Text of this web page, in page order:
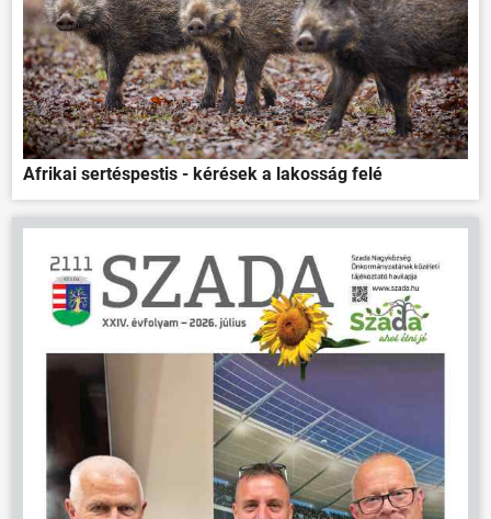
ÖNKORMÁNYZAT
ÜGYINTÉZÉS
KÖZÖSSÉG
HÍREK
VÁLASZTÁSOK
Afrikai sertéspestis - kérések a lakosság felé